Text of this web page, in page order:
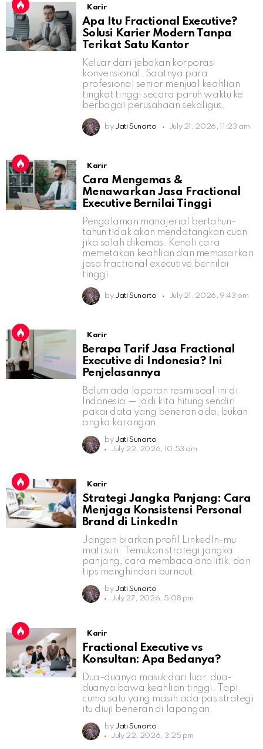
Karir
Apa Itu Fractional Executive?
Solusi Karier Modern Tanpa
Terikat Satu Kantor
Keluar dari jebakan korporasi
konvensional. Saatnya para
profesional senior menjual keahlian
tingkat tinggi secara paruh waktu ke
berbagai perusahaan sekaligus.
by Jati Sunarto July 21, 2026, 11:23 am
Karir
Cara Mengemas &
Menawarkan Jasa Fractional
Executive Bernilai Tinggi
Pengalaman manajerial bertahun-
tahun tidak akan mendatangkan cuan
jika salah dikemas. Kenali cara
memetakan keahlian dan memasarkan
jasa fractional executive bernilai
tinggi.
by Jati Sunarto July 21, 2026, 9:43 pm
Karir
Berapa Tarif Jasa Fractional
Executive di Indonesia? Ini
Penjelasannya
Belum ada laporan resmi soal ini di
Indonesia — jadi kita hitung sendiri
pakai data yang beneran ada, bukan
angka karangan.
by Jati Sunarto
July 22, 2026, 10:53 am
Karir
Strategi Jangka Panjang: Cara
Menjaga Konsistensi Personal
Brand di LinkedIn
Jangan biarkan profil LinkedIn-mu
mati suri. Temukan strategi jangka
panjang, cara membaca analitik, dan
tips menghindari burnout.
by Jati Sunarto
July 27, 2026, 5:08 pm
Karir
Fractional Executive vs
Konsultan: Apa Bedanya?
Dua-duanya masuk dari luar, dua-
duanya bawa keahlian tinggi. Tapi
cuma satu yang masih ada pas strategi
itu diuji beneran di lapangan.
by Jati Sunarto
July 22, 2026, 3:25 pm